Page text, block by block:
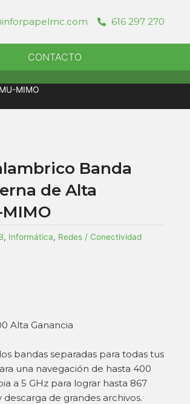
616 297 270
CONTACTO
MIMO
Banda
de Alta
, Informática, Redes / Conectividad
Alta Ganancia
bandas separadas para todas tus
una navegación de hasta 400
a 5 GHz para lograr hasta 867
de grandes archivos.